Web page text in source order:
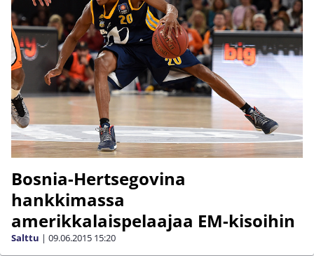
Bosnia-Hertsegovina
hankkimassa
amerikkalaispelaajaa EM-kisoihin
Salttu | 09.06.2015 15:20